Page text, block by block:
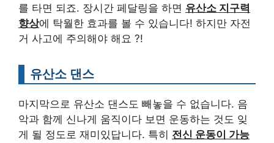
를 타면 되죠. 장시간 페달링을 하면 유산소 지구력
향상에 탁월한 효과를 볼 수 있습니다! 하지만 자전
거 사고에 주의해야 해요 ?!
유산소 댄스
마지막으로 유산소 댄스도 빼놓을 수 없습니다. 음
악과 함께 신나게 움직이다 보면 운동하는 것도 잊
게 될 정도로 재미있답니다. 특히 전신 운동이 가능